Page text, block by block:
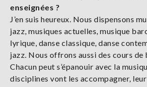
enseignées ?
J’en suis heureux. Nous dispensons
jazz, musiques actuelles, musique
lyrique, danse classique, danse
jazz. Nous offrons aussi des cours de
Chacun peut s’épanouir avec la
disciplines vont les accompagner,